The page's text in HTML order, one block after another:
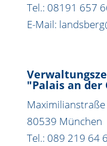
Tel.: 08191 657
E-Mail:
"Palais an der
Maximilianstraße
80539 München
Tel.: 089 219 64